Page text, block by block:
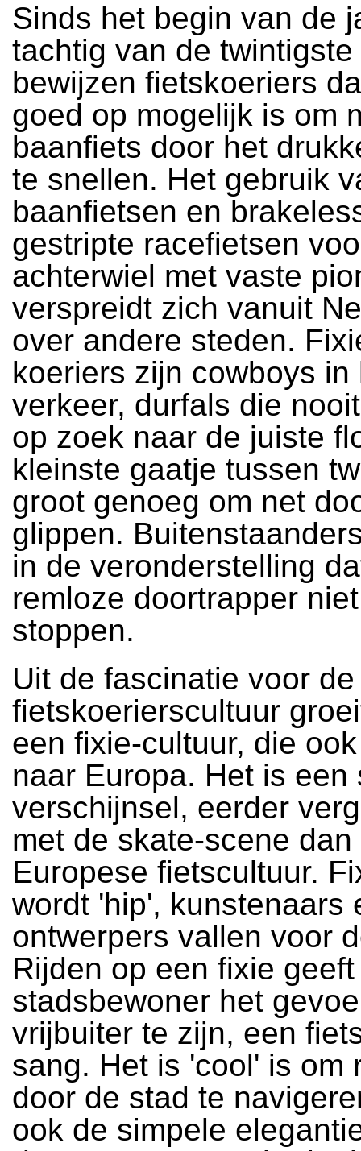
Sinds het begin van de
tachtig van de twintigste
bewijzen fietskoeriers
goed op mogelijk is om
baanfiets door het
te snellen. Het gebruik
baanfietsen en
gestripte racefietsen
achterwiel met vaste
verspreidt zich vanuit
over andere steden.
koeriers zijn cowboys in
verkeer, durfals die
op zoek naar de juiste
kleinste gaatje tussen
groot genoeg om net
glippen.
in de veronderstelling
remloze doortrapper
stoppen.
Uit de fascinatie voor de
fietskoerierscultuur
een fixie-cultuur, die
naar Europa. Het is een
verschijnsel, eerder
met de skate-scene dan
Europese fietscultuur.
wordt 'hip', kunstenaars
ontwerpers vallen voor
Rijden op een fixie
stadsbewoner het
vrijbuiter te zijn, een
sang. Het is 'cool' is om
door de stad te
ook de simpele